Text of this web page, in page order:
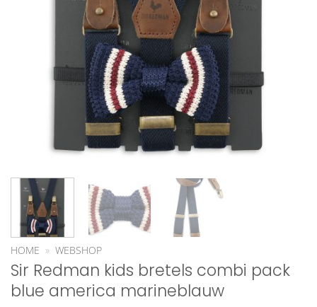
HOME » WEBSHOP
Sir Redman kids bretels combi pack
blue america marineblauw